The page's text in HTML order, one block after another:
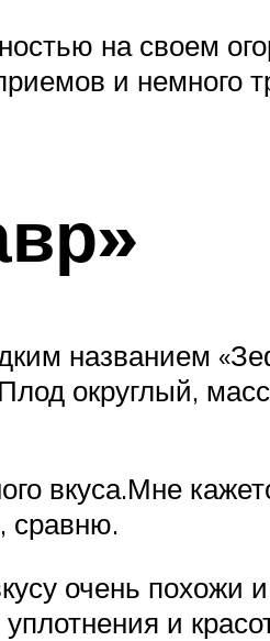
на своем
и немного
названием
округлый,
вкуса.Мне
сравню.
очень похожи
и